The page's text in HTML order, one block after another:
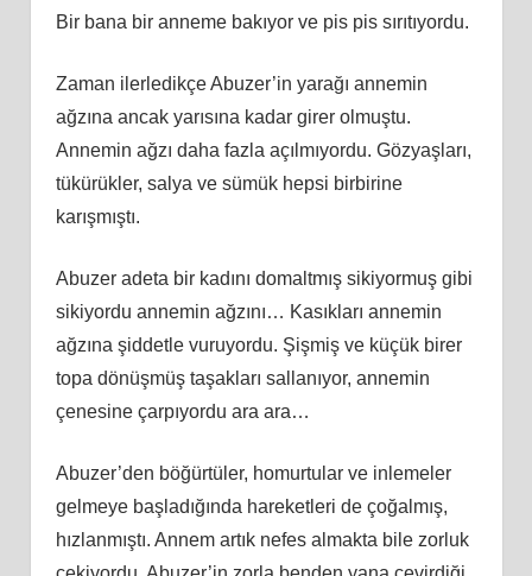
Bir bana bir anneme bakıyor ve pis pis sırıtıyordu.
Zaman ilerledikçe Abuzer’in yarağı annemin
ağzına ancak yarısına kadar girer olmuştu.
Annemin ağzı daha fazla açılmıyordu. Gözyaşları,
tükürükler, salya ve sümük hepsi birbirine
karışmıştı.
Abuzer adeta bir kadını domaltmış sikiyormuş gibi
sikiyordu annemin ağzını… Kasıkları annemin
ağzına şiddetle vuruyordu. Şişmiş ve küçük birer
topa dönüşmüş taşakları sallanıyor, annemin
çenesine çarpıyordu ara ara…
Abuzer’den böğürtüler, homurtular ve inlemeler
gelmeye başladığında hareketleri de çoğalmış,
hızlanmıştı. Annem artık nefes almakta bile zorluk